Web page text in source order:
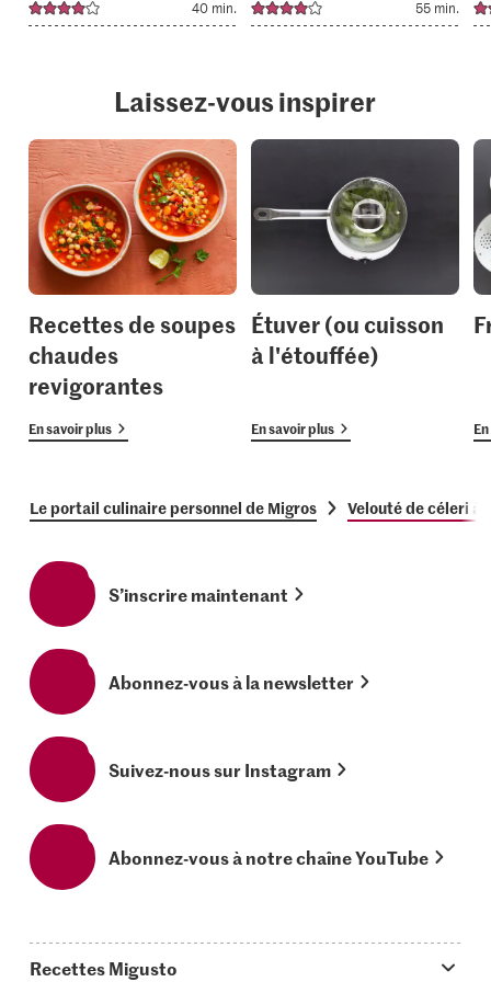
40 min. 55 min.
Laissez-vous inspirer
Recettes de soupes
chaudes
revigorantes
En savoir plus
Étuver (ou cuisson
à l'étouffée)
En savoir plus
Le portail culinaire personnel de Migros Velouté de céleri à
S’inscrire maintenant
Abonnez-vous à la newsletter
Suivez-nous sur Instagram
Abonnez-vous à notre chaîne YouTube
Recettes Migusto